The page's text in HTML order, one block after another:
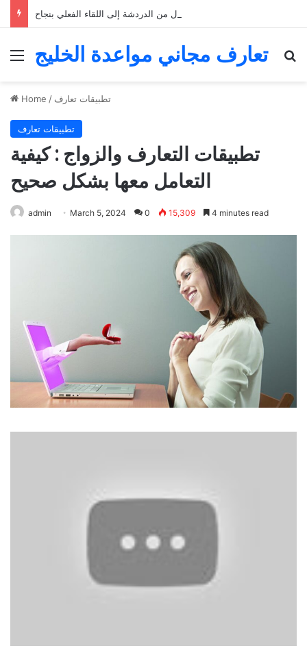
Menu
تعارف مجاني مواعدة الخليج
Home / تطبيقات تعارف
تطبيقات تعارف
تطبيقات التعارف والزواج : كيفية
التعامل معها بشكل صحيح
admin March 5, 2024 0 15,309 4 minutes read